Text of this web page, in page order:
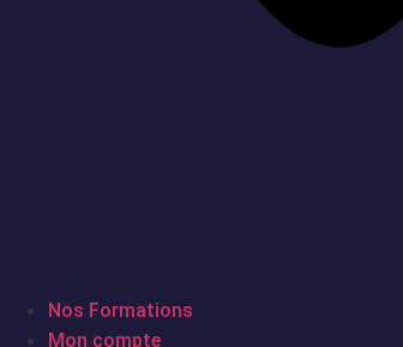
Nos Formations
Mon compte